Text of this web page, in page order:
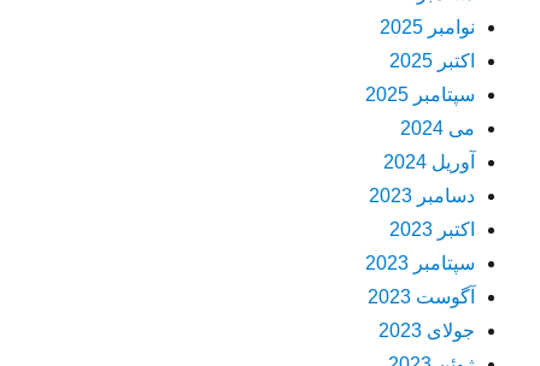
نوامبر 2025
اکتبر 2025
سپتامبر 2025
می 2024
آوریل 2024
دسامبر 2023
اکتبر 2023
سپتامبر 2023
آگوست 2023
جولای 2023